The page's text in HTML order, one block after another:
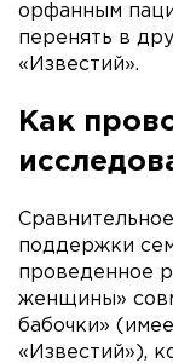
орфанным
перенять в
«Известий».
Как
поддержки
проведенное
женщины»
бабочки»
«Известий»),